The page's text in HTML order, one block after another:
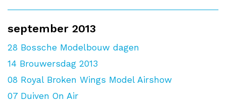
september 2013
28 Bossche Modelbouw dagen
14 Brouwersdag 2013
08 Royal Broken Wings Model Airshow
07 Duiven On Air